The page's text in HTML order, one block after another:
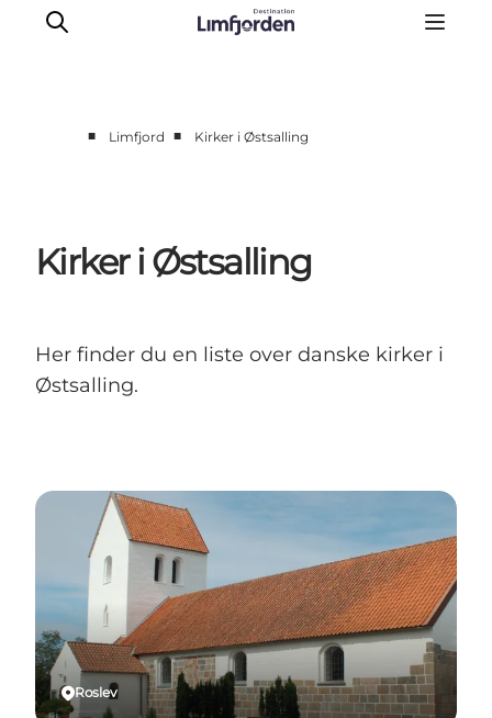
Geschmackserlebnis
Wohnmobilurlaub
Unterkunft
Der Guide
■ Limfjord ■ Kirker i Østsalling
Kirker i Østsalling
Her finder du en liste over danske kirker i
Østsalling.
Roslev